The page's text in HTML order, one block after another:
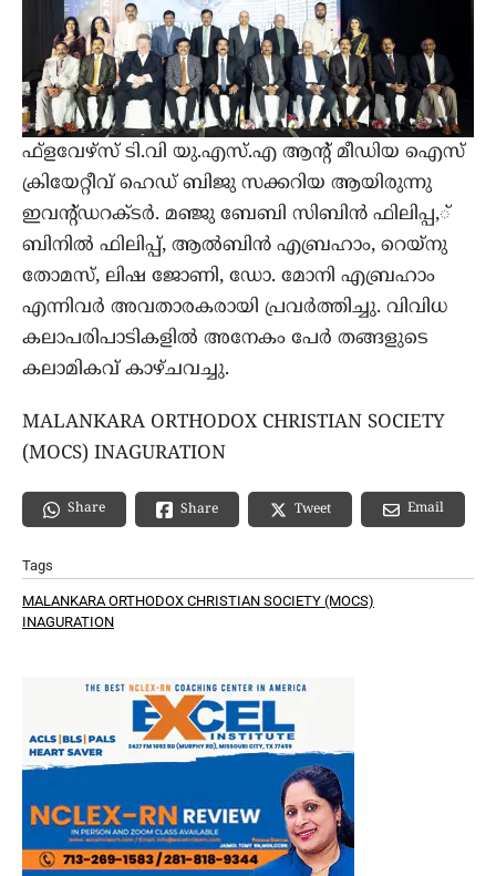
ഫ്‌ളവേഴ്‌സ് ടി.വി യു.എസ്.എ ആന്റ് മീഡിയ ഐസ്
ക്രിയേറ്റീവ് ഹെഡ് ബിജു സക്കറിയ ആയിരുന്നു
ഇവന്റ്ഡറക്ടര്‍. മഞ്ജു ബേബി സിബിന്‍ ഫിലിപ്പ,്
ബിനില്‍ ഫിലിപ്പ്, ആല്‍ബിന്‍ എബ്രഹാം, റെയ്‌നു
തോമസ്, ലിഷ ജോണി, ഡോ. മോനി എബ്രഹാം
എന്നിവര്‍ അവതാരകരായി പ്രവര്‍ത്തിച്ചു. വിവിധ
കലാപരിപാടികളില്‍ അനേകം പേര്‍ തങ്ങളുടെ
കലാമികവ് കാഴ്ചവച്ചു.
MALANKARA ORTHODOX CHRISTIAN SOCIETY
(MOCS) INAGURATION
Share Share Tweet Email
Tags
MALANKARA ORTHODOX CHRISTIAN SOCIETY (MOCS)
INAGURATION